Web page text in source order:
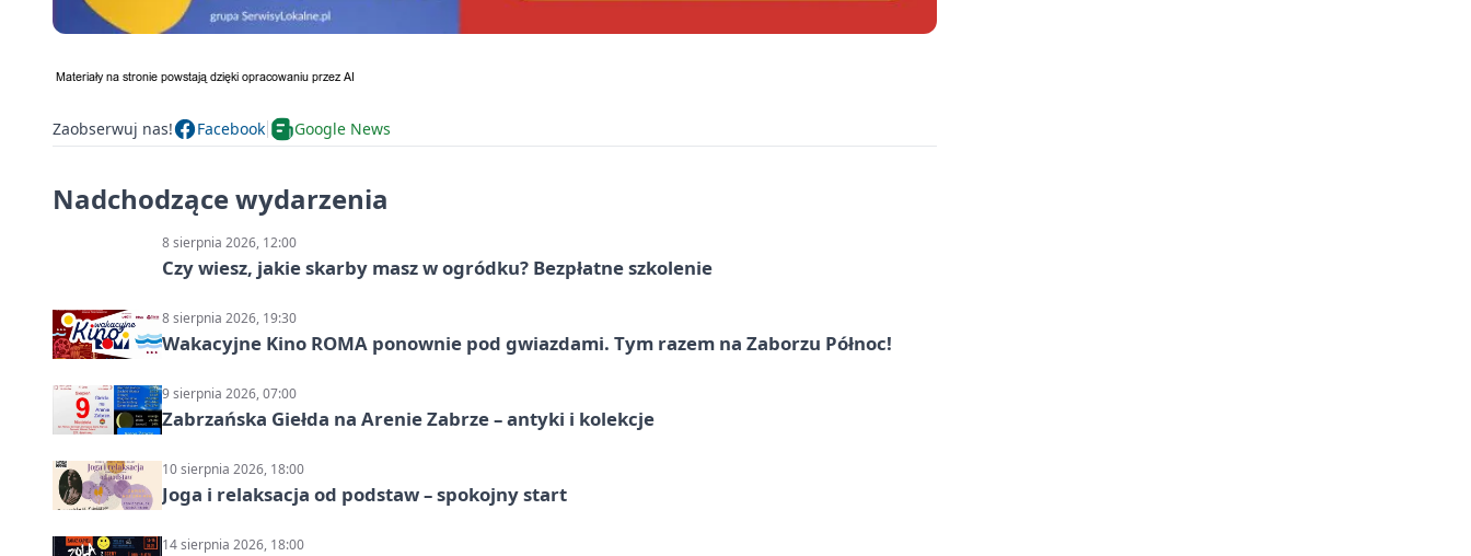
Zaobserwuj nas! Facebook Google News
Nadchodzące wydarzenia
8 sierpnia 2026, 12:00
Czy wiesz, jakie skarby masz w ogródku? Bezpłatne szkolenie
8 sierpnia 2026, 19:30
Wakacyjne Kino ROMA ponownie pod gwiazdami. Tym razem na Zaborzu Północ!
9 sierpnia 2026, 07:00
Zabrzańska Giełda na Arenie Zabrze – antyki i kolekcje
10 sierpnia 2026, 18:00
Joga i relaksacja od podstaw – spokojny start
14 sierpnia 2026, 18:00